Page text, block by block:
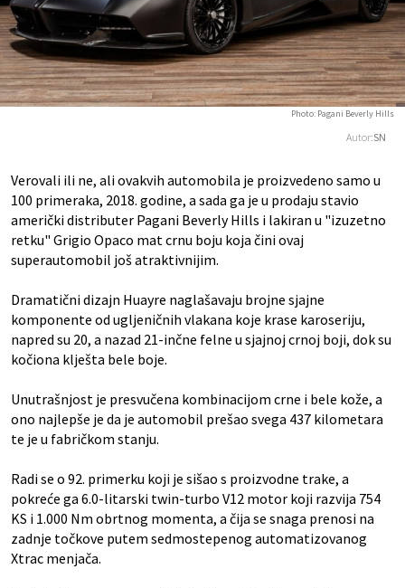
Autor:SN
Photo: Pagani Beverly Hills
Verovali ili ne, ali ovakvih automobila je proizvedeno samo u
100 primeraka, 2018. godine, a sada ga je u prodaju stavio
američki distributer Pagani Beverly Hills i lakiran u "izuzetno
retku" Grigio Opaco mat crnu boju koja čini ovaj
superautomobil još atraktivnijim.
Dramatični dizajn Huayre naglašavaju brojne sjajne
komponente od ugljeničnih vlakana koje krase karoseriju,
napred su 20, a nazad 21-inčne felne u sjajnoj crnoj boji, dok su
kočiona klješta bele boje.
Unutrašnjost je presvučena kombinacijom crne i bele kože, a
ono najlepše je da je automobil prešao svega 437 kilometara
te je u fabričkom stanju.
Radi se o 92. primerku koji je sišao s proizvodne trake, a
pokreće ga 6.0-litarski twin-turbo V12 motor koji razvija 754
KS i 1.000 Nm obrtnog momenta, a čija se snaga prenosi na
zadnje točkove putem sedmostepenog automatizovanog
Xtrac menjača.